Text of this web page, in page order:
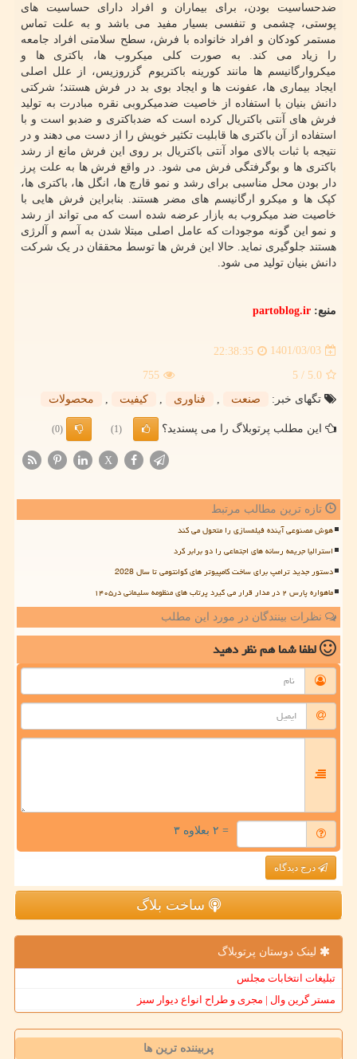
ضدحساسیت بودن، برای بیماران و افراد دارای حساسیت های
پوستی، چشمی و تنفسی بسیار مفید می باشد و به علت تماس
مستمر کودکان و افراد خانواده با فرش، سطح سلامتی افراد جامعه
را زیاد می کند. به صورت کلی میکروب ها، باکتری ها و
میکروارگانیسم ها مانند کورینه باکتریوم گزروزیس، از علل اصلی
ایجاد بیماری ها، عفونت ها و ایجاد بوی بد در فرش هستند؛ شرکتی
دانش بنیان با استفاده از خاصیت ضدمیکروبی نقره مبادرت به تولید
فرش های آنتی باکتریال کرده است که ضدباکتری و ضدبو است و با
استفاده از آن باکتری ها قابلیت تکثیر خویش را از دست می دهند و در
نتیجه با ثبات بالای مواد آنتی باکتریال بر روی این فرش مانع از رشد
باکتری ها و بوگرفتگی فرش می شود. در واقع فرش ها به علت پرز
دار بودن محل مناسبی برای رشد و نمو قارچ ها، انگل ها، باکتری ها،
کپک ها و میکرو ارگانیسم های مضر هستند. بنابراین فرش هایی با
خاصیت ضد میکروب به بازار عرضه شده است که می تواند از رشد
و نمو این گونه موجودات که عامل اصلی مبتلا شدن به آسم و آلرژی
هستند جلوگیری نماید. حالا این فرش ها توسط محققان در یک شرکت
دانش بنیان تولید می شود.
منبع: partoblog.ir
1401/03/03
22:38:35
5.0
/ 5
755
تگهای خبر:
صنعت فناوری كیفیت محصولات
این مطلب پرتوبلاگ را می پسندید؟ (1)
(0)
X
تازه ترین مطالب مرتبط
هوش مصنوعی آینده فیلمسازی را متحول می کند
استرالیا جریمه رسانه های اجتماعی را دو برابر کرد
دستور جدید ترامپ برای ساخت کامپیوتر های کوانتومی تا سال 2028
ماهواره پارس ۲ در مدار قرار می گیرد پرتاب های منظومه سلیمانی در۱۴۰۵
نظرات بینندگان در مورد این مطلب
لطفا شما همنظر دهید
= ۲ بعلاوه ۳
درج دیدگاه
ساخت بلاگ
لینک دوستان پرتوبلاگ
تبلیغات انتخابات مجلس
مستر گرین وال | مجری و طراح انواع دیوار سبز
پربیننده ترین ها